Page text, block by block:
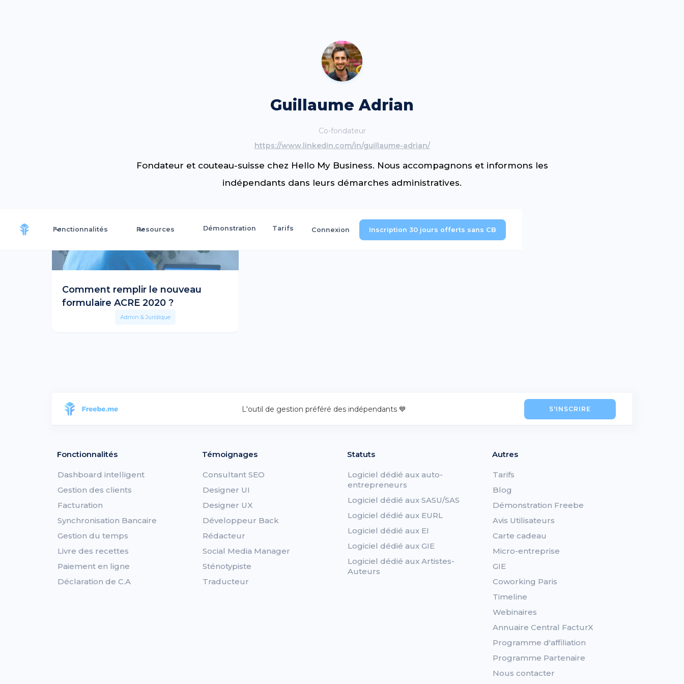
Guillaume Adrian
Co-fondateur
https://www.linkedin.com/in/guillaume-adrian/
Fondateur et couteau-suisse chez Hello My Business. Nous accompagnons et informons les
indépendants dans leurs démarches administratives.
Fonctionnalités Resources Démonstration Tarifs Connexion Inscription 30 jours offerts sans CB
Comment remplir le nouveau
formulaire ACRE 2020 ?
Admin & Juridique
L'outil de gestion préféré des indépendants 💙 S'INSCRIRE
Fonctionnalités
Dashboard intelligent
Gestion des clients
Facturation
Synchronisation Bancaire
Gestion du temps
Livre des recettes
Paiement en ligne
Déclaration de C.A
Témoignages
Consultant SEO
Designer UI
Designer UX
Développeur Back
Rédacteur
Social Media Manager
Sténotypiste
Traducteur
Statuts
Logiciel dédié aux auto-
entrepreneurs
Logiciel dédié aux SASU/SAS
Logiciel dédié aux EURL
Logiciel dédié aux EI
Logiciel dédié aux GIE
Logiciel dédié aux Artistes-
Auteurs
Autres
Tarifs
Blog
Démonstration Freebe
Avis Utilisateurs
Carte cadeau
Micro-entreprise
GIE
Coworking Paris
Timeline
Webinaires
Annuaire Central FacturX
Programme d'affiliation
Programme Partenaire
Nous contacter